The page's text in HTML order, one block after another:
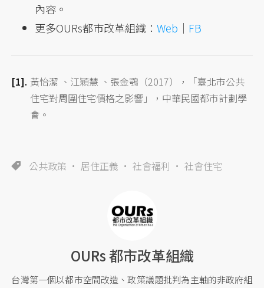
內容。
更多OURs都市改革組織：Web ｜ FB
黃怡潔 、江穎慧 、張金鶚（2017），「臺北市公共
住宅對周圍住宅價格之影響」，中華民國都市計劃學
會。
公共政策 居住正義 社會福利 社會住宅
OURs 都市改革組織
台灣第一個以都市空間改造、政策議題批判為主軸的非政府組